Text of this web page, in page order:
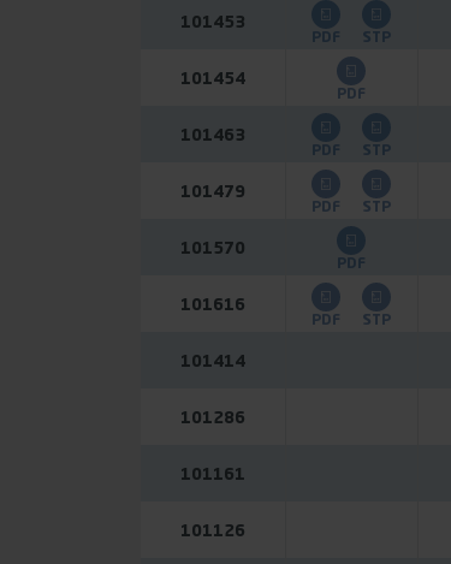
101453
PDF STP
101454
PDF
101463
PDF STP
101479
PDF STP
101570
PDF
101616
PDF STP
101414
101286
101161
101126